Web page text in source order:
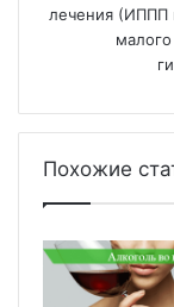
лечения (ИППП
малого
Похожие